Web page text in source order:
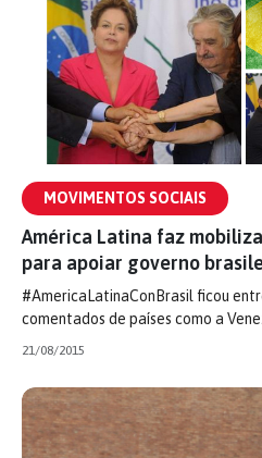
MOVIMENTOS SOCIAIS
América Latina faz
para apoiar governo
#AmericaLatinaConBrasil ficou
comentados de países como a
21/08/2015